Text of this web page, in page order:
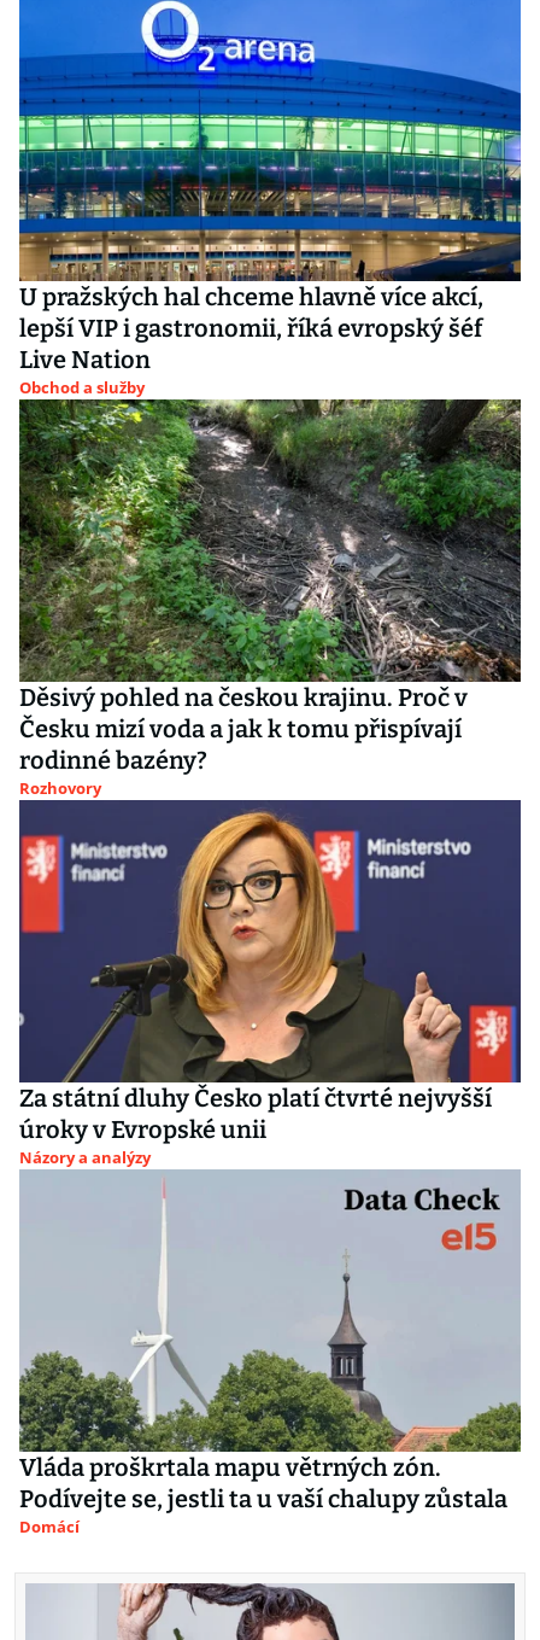
U pražských hal chceme hlavně více akcí,
lepší VIP i gastronomii, říká evropský šéf
Live Nation
Obchod a služby
Děsivý pohled na českou krajinu. Proč v
Česku mizí voda a jak k tomu přispívají
rodinné bazény?
Rozhovory
Za státní dluhy Česko platí čtvrté nejvyšší
úroky v Evropské unii
Názory a analýzy
Vláda proškrtala mapu větrných zón.
Podívejte se, jestli ta u vaší chalupy zůstala
Domácí